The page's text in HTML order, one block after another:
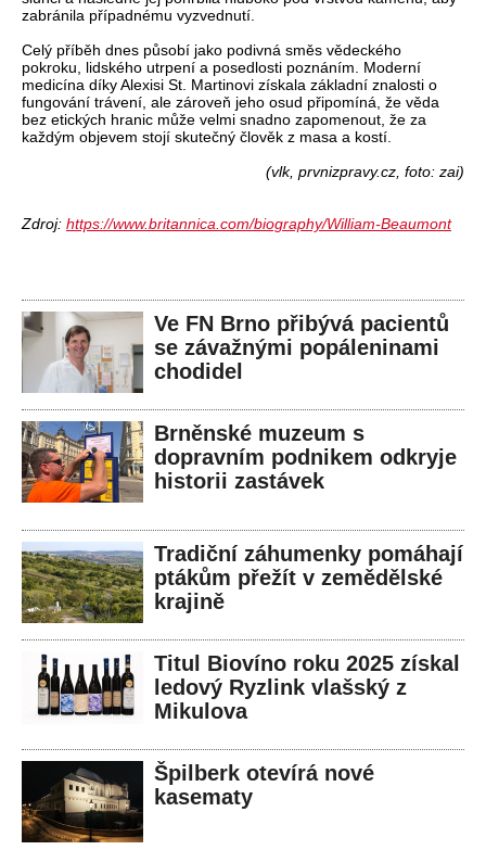
zabránila případnému vyzvednutí.
Celý příběh dnes působí jako podivná směs vědeckého
pokroku, lidského utrpení a posedlosti poznáním. Moderní
medicína díky Alexisi St. Martinovi získala základní znalosti o
fungování trávení, ale zároveň jeho osud připomíná, že věda
bez etických hranic může velmi snadno zapomenout, že za
každým objevem stojí skutečný člověk z masa a kostí.
(vlk, prvnizpravy.cz, foto: zai)
Zdroj: https://www.britannica.com/biography/William-Beaumont
Ve FN Brno přibývá pacientů
se závažnými popáleninami
chodidel
Brněnské muzeum s
dopravním podnikem odkryje
historii zastávek
Tradiční záhumenky pomáhají
ptákům přežít v zemědělské
krajině
Titul Biovíno roku 2025 získal
ledový Ryzlink vlašský z
Mikulova
Špilberk otevírá nové
kasematy